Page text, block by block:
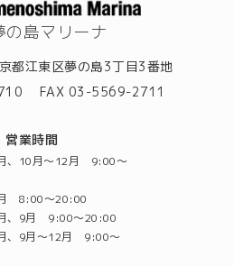
の島マリーナ
都江東区夢の島3丁目3番地
FAX 03-5569-2711
営業時間
、10月～12月 9:00～
8:00～20:00
、9月 9:00～20:00
、9月～12月 9:00～